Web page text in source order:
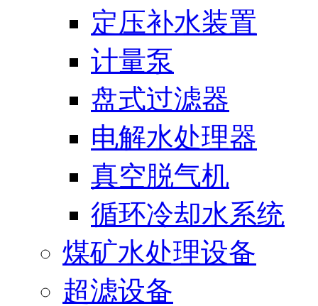
定压补水装置
计量泵
盘式过滤器
电解水处理器
真空脱气机
循环冷却水系统
煤矿水处理设备
超滤设备